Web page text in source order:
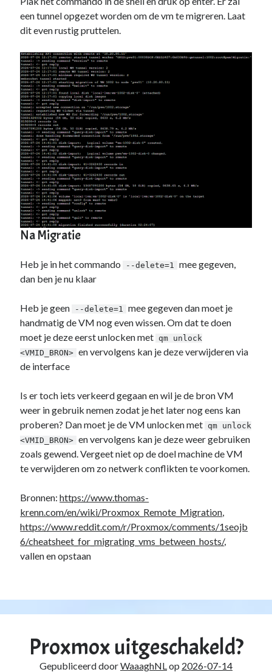
een tunnel opgezet worden om de vm te migreren. Laat
dit even rustig pruttelen.
Na Migratie
Heb je in het commando --delete=1
mee gegeven,
dan ben je nu klaar
Heb je geen --delete=1
mee gegeven dan moet je
handmatig de VM nog even wissen. Om dat te doen
moet je deze eerst unlocken met qm unlock
<VMID_BRON> en vervolgens kan je deze verwijderen via
de interface
Is er toch iets verkeerd gegaan en wil je de bron VM
weer in gebruik nemen zodat je het later nog eens kan
proberen? Dan moet je de VM unlocken met qm unlock
<VMID_BRON> en vervolgens kan je deze weer gebruiken
zoals gewend. Vergeet niet op de doel machine de VM
te verwijderen om zo netwerk conflikten te voorkomen.
Bronnen:https://www.thomas-
krenn.com/en/wiki/Proxmox_Remote_Migration,
https://www.reddit.com/r/Proxmox/comments/1seojb
6/cheatsheet_for_migrating_vms_between_hosts/,
vallen en opstaan
Proxmox uitgeschakeld?
Gepubliceerd doorWaaaghNLop 2026-07-14